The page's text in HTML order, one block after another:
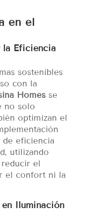
en el
la Eficiencia
sostenibles
con la
Homesse
no solo
optimizan el
de eficiencia
utilizando
el
el confort ni la
Iluminación